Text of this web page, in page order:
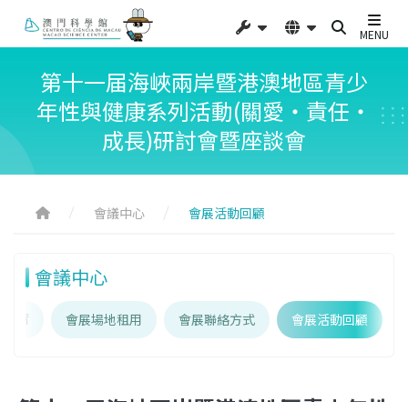
MENU
第十一届海峽兩岸暨港澳地區青少
年性與健康系列活動(關愛‧責任‧
成長)研討會暨座談會
會議中心 會展活動回顧
會議中心
㎡ 會展場地租用 會展聯絡方式 會展活動回顧